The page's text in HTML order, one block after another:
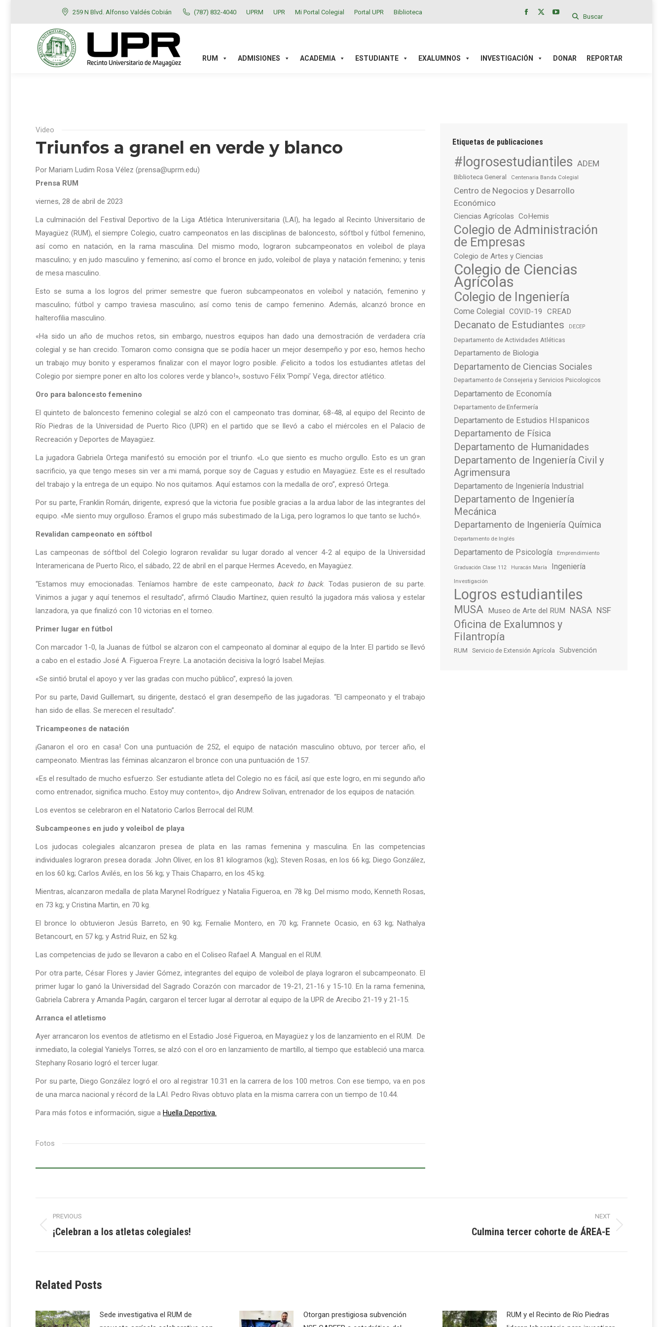
259 N Blvd. Alfonso Valdés Cobián (787) 832-4040 UPRM UPR Mi Portal Colegial Portal UPR Biblioteca
in
in
YouTube
in
Buscar
RUM ADMISIONES ACADEMIA ESTUDIANTE EXALUMNOS INVESTIGACIÓN DONAR REPORTAR
Video
Triunfos a granel en verde y blanco
Por Mariam Ludim Rosa Vélez (prensa@uprm.edu)
Prensa RUM
viernes, 28 de abril de 2023
La culminación del Festival Deportivo de la Liga Atlética Interuniversitaria (LAI), ha legado al Recinto Universitario de
Mayagüez (RUM), el siempre Colegio, cuatro campeonatos en las disciplinas de baloncesto, sóftbol y fútbol femenino,
así como en natación, en la rama masculina. Del mismo modo, lograron subcampeonatos en voleibol de playa
masculino; y en judo masculino y femenino; así como el bronce en judo, voleibol de playa y natación femenino; y tenis
de mesa masculino.
Esto se suma a los logros del primer semestre que fueron subcampeonatos en voleibol y natación, femenino y
masculino; fútbol y campo traviesa masculino; así como tenis de campo femenino. Además, alcanzó bronce en
halterofilia masculino.
«Ha sido un año de muchos retos, sin embargo, nuestros equipos han dado una demostración de verdadera cría
colegial y se han crecido. Tomaron como consigna que se podía hacer un mejor desempeño y por eso, hemos hecho
un trabajo muy bonito y esperamos finalizar con el mayor logro posible. ¡Felicito a todos los estudiantes atletas del
Colegio por siempre poner en alto los colores verde y blanco!», sostuvo Félix ‘Pompi’ Vega, director atlético.
Oro para baloncesto femenino
El quinteto de baloncesto femenino colegial se alzó con el campeonato tras dominar, 68-48, al equipo del Recinto de
Río Piedras de la Universidad de Puerto Rico (UPR) en el partido que se llevó a cabo el miércoles en el Palacio de
Recreación y Deportes de Mayagüez.
La jugadora Gabriela Ortega manifestó su emoción por el triunfo. «Lo que siento es mucho orgullo. Esto es un gran
sacrificio, ya que tengo meses sin ver a mi mamá, porque soy de Caguas y estudio en Mayagüez. Este es el resultado
del trabajo y la entrega de un equipo. No nos quitamos. Aquí estamos con la medalla de oro”, expresó Ortega.
Por su parte, Franklin Román, dirigente, expresó que la victoria fue posible gracias a la ardua labor de las integrantes del
equipo. «Me siento muy orgulloso. Éramos el grupo más subestimado de la Liga, pero logramos lo que tanto se luchó».
Revalidan campeonato en sóftbol
Las campeonas de sóftbol del Colegio lograron revalidar su lugar dorado al vencer 4-2 al equipo de la Universidad
Interamericana de Puerto Rico, el sábado, 22 de abril en el parque Hermes Acevedo, en Mayagüez.
“Estamos muy emocionadas. Teníamos hambre de este campeonato, back to back. Todas pusieron de su parte.
Vinimos a jugar y aquí tenemos el resultado”, afirmó Claudio Martínez, quien resultó la jugadora más valiosa y estelar
lanzadora, ya que finalizó con 10 victorias en el torneo.
Primer lugar en fútbol
Con marcador 1-0, la Juanas de fútbol se alzaron con el campeonato al dominar al equipo de la Inter. El partido se llevó
a cabo en el estadio José A. Figueroa Freyre. La anotación decisiva la logró Isabel Mejías.
«Se sintió brutal el apoyo y ver las gradas con mucho público”, expresó la joven.
Por su parte, David Guillemart, su dirigente, destacó el gran desempeño de las jugadoras. “El campeonato y el trabajo
han sido de ellas. Se merecen el resultado”.
Tricampeones de natación
¡Ganaron el oro en casa! Con una puntuación de 252, el equipo de natación masculino obtuvo, por tercer año, el
campeonato. Mientras las féminas alcanzaron el bronce con una puntuación de 157.
«Es el resultado de mucho esfuerzo. Ser estudiante atleta del Colegio no es fácil, así que este logro, en mi segundo año
como entrenador, significa mucho. Estoy muy contento», dijo Andrew Solivan, entrenador de los equipos de natación.
Los eventos se celebraron en el Natatorio Carlos Berrocal del RUM.
Subcampeones en judo y voleibol de playa
Los judocas colegiales alcanzaron presea de plata en las ramas femenina y masculina. En las competencias
individuales lograron presea dorada: John Oliver, en los 81 kilogramos (kg); Steven Rosas, en los 66 kg; Diego González,
en los 60 kg; Carlos Avilés, en los 56 kg; y Thais Chaparro, en los 45 kg.
Mientras, alcanzaron medalla de plata Marynel Rodríguez y Natalia Figueroa, en 78 kg. Del mismo modo, Kenneth Rosas,
en 73 kg; y Cristina Martin, en 70 kg.
El bronce lo obtuvieron Jesús Barreto, en 90 kg; Fernalie Montero, en 70 kg; Frannete Ocasio, en 63 kg; Nathalya
Betancourt, en 57 kg; y Astrid Ruiz, en 52 kg.
Las competencias de judo se llevaron a cabo en el Coliseo Rafael A. Mangual en el RUM.
Por otra parte, César Flores y Javier Gómez, integrantes del equipo de voleibol de playa lograron el subcampeonato. El
primer lugar lo ganó la Universidad del Sagrado Corazón con marcador de 19-21, 21-16 y 15-10. En la rama femenina,
Gabriela Cabrera y Amanda Pagán, cargaron el tercer lugar al derrotar al equipo de la UPR de Arecibo 21-19 y 21-15.
Arranca el atletismo
Ayer arrancaron los eventos de atletismo en el Estadio José Figueroa, en Mayagüez y los de lanzamiento en el RUM. De
inmediato, la colegial Yanielys Torres, se alzó con el oro en lanzamiento de martillo, al tiempo que estableció una marca.
Stephany Rosario logró el tercer lugar.
Por su parte, Diego González logró el oro al registrar 10.31 en la carrera de los 100 metros. Con ese tiempo, va en pos
de una marca nacional y récord de la LAI. Pedro Rivas obtuvo plata en la misma carrera con un tiempo de 10.44.
Para más fotos e información, sigue a Huella Deportiva.
Fotos
Etiquetas de publicaciones
#logrosestudiantiles ADEM
Biblioteca General Centenaria Banda Colegial
Centro de Negocios y Desarrollo
Económico
Ciencias Agrícolas CoHemis
Colegio de Administración
de Empresas
Colegio de Artes y Ciencias
Colegio de Ciencias
Agrícolas
Colegio de Ingeniería
Come Colegial COVID-19 CREAD
Decanato de Estudiantes DECEP
Departamento de Actividades Atléticas
Departamento de Biologia
Departamento de Ciencias Sociales
Departamento de Consejeria y Servicios Psicologicos
Departamento de Economía
Departamento de Enfermería
Departamento de Estudios HIspanicos
Departamento de Física
Departamento de Humanidades
Departamento de Ingeniería Civil y
Agrimensura
Departamento de Ingeniería Industrial
Departamento de Ingeniería
Mecánica
Departamento de Ingeniería Química
Departamento de Inglés
Departamento de Psicología Emprendimiento
Graduación Clase 112 Huracán María Ingeniería
Investigación
Logros estudiantiles
MUSA Museo de Arte del RUM NASA NSF
Oficina de Exalumnos y
Filantropía
RUM Servicio de Extensión Agrícola Subvención
Post
navigation
PREVIOUS
Previous
¡Celebran a los atletas colegiales!
NEXT
Culmina tercer cohorte de ÁREA-E
Related Posts
Sede investigativa el RUM de
Otorgan prestigiosa subvención
RUM y el Recinto de Río Piedras
RUM ADMISIONES